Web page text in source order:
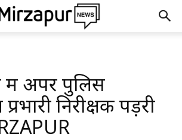
में अपर पुलिस
निरीक्षक पड़री